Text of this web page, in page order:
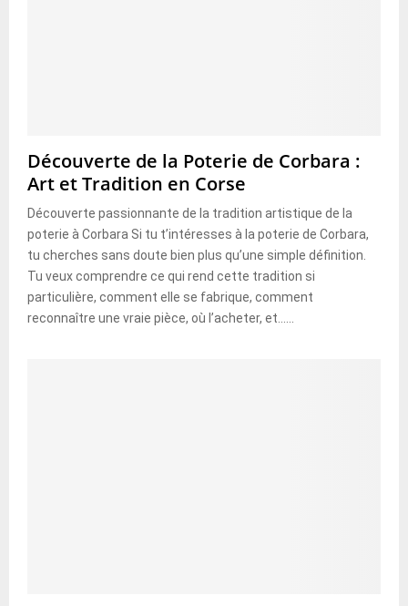
Découverte de la Poterie de Corbara :
Art et Tradition en Corse
Découverte passionnante de la tradition artistique de la
poterie à Corbara Si tu t’intéresses à la poterie de Corbara,
tu cherches sans doute bien plus qu’une simple définition.
Tu veux comprendre ce qui rend cette tradition si
particulière, comment elle se fabrique, comment
reconnaître une vraie pièce, où l’acheter, et......